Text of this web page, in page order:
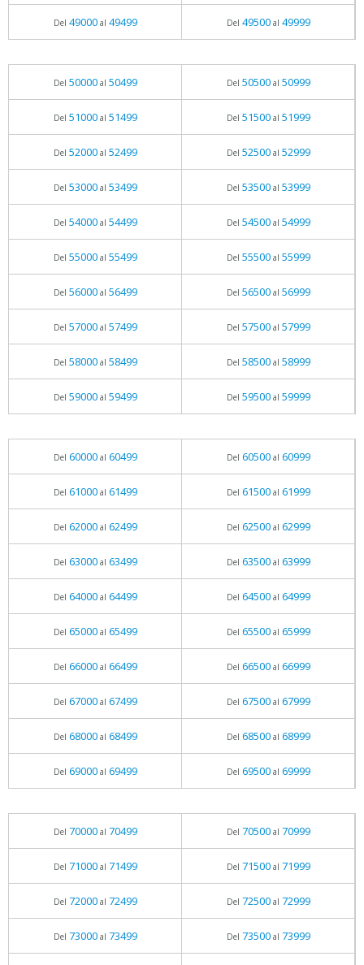
Del 49000al 49499 Del 49500al 49999
Del 50000al 50499 Del 50500al 50999
Del 51000al 51499 Del 51500al 51999
Del 52000al 52499 Del 52500al 52999
Del 53000al 53499 Del 53500al 53999
Del 54000al 54499 Del 54500al 54999
Del 55000al 55499 Del 55500al 55999
Del 56000al 56499 Del 56500al 56999
Del 57000al 57499 Del 57500al 57999
Del 58000al 58499 Del 58500al 58999
Del 59000al 59499 Del 59500al 59999
Del 60000al 60499 Del 60500al 60999
Del 61000al 61499 Del 61500al 61999
Del 62000al 62499 Del 62500al 62999
Del 63000al 63499 Del 63500al 63999
Del 64000al 64499 Del 64500al 64999
Del 65000al 65499 Del 65500al 65999
Del 66000al 66499 Del 66500al 66999
Del 67000al 67499 Del 67500al 67999
Del 68000al 68499 Del 68500al 68999
Del 69000al 69499 Del 69500al 69999
Del 70000al 70499 Del 70500al 70999
Del 71000al 71499 Del 71500al 71999
Del 72000al 72499 Del 72500al 72999
Del 73000al 73499 Del 73500al 73999